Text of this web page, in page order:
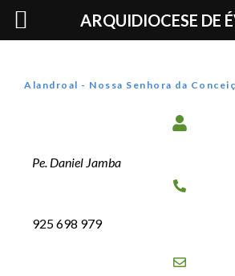
Skip
Alandroal - Nossa Senhora da
Pe. Daniel Jamba
925 698 979
ARQUIDIOCESE DE